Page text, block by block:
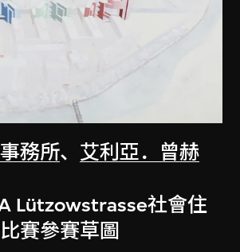
務所、 艾利亞．曾赫
Lützowstrasse社會住
賽參賽草圖